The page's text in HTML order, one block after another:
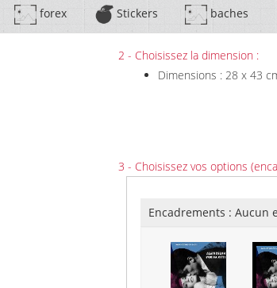
forex Stickers baches
2 - Choisissez la dimension :
Dimensions : 28 x 43
3 - Choisissez vos options
Encadrements : Aucun